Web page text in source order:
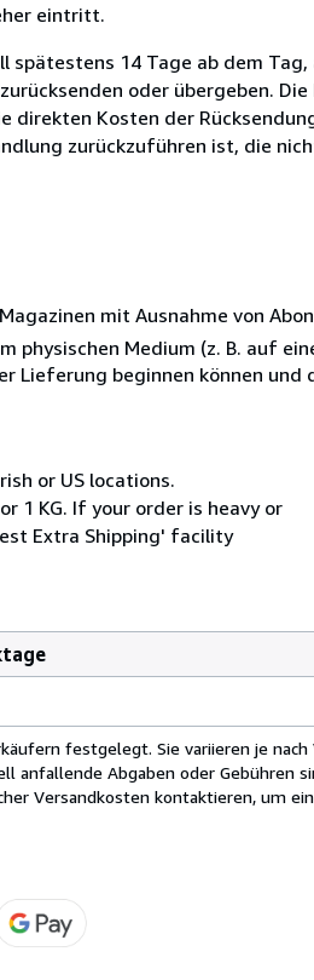
eintritt.
spätestens 14 Tage ab dem
oder übergeben.
direkten Kosten der
zurückzuführen ist, die
mit Ausnahme von
Medium (z. B. auf
Lieferung beginnen können und
or US locations.
1 KG. If your order is heavy or
Extra Shipping' facility
festgelegt. Sie variieren je
anfallende Abgaben oder Gebühren
Versandkosten kontaktieren, um